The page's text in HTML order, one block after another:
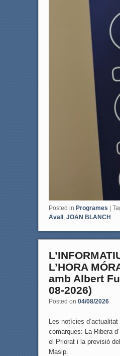
Posted in Programes |
Avall, JOAN BLANCH
L’HORA
amb Albert
08-2026)
Posted on 04/08/2026
Les notícies
comarques: La Ribera
el Priorat i la previsió
Masip.